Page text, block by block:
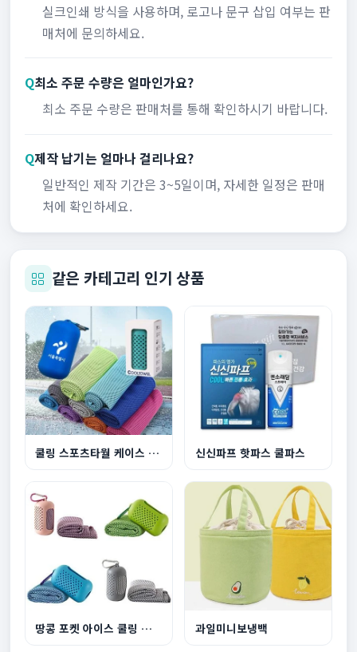
실크인쇄 방식을 사용하며, 로고나 문구 삽입 여부는 판
매처에 문의하세요.
Q최소 주문 수량은 얼마인가요?
최소 주문 수량은 판매처를 통해 확인하시기 바랍니다.
Q제작 납기는 얼마나 걸리나요?
일반적인 제작 기간은 3~5일이며, 자세한 일정은 판매
처에 확인하세요.
같은 카테고리 인기 상품
쿨링 스포츠타월 케이스 세트 등산 헬스 땀수건 신신파프 핫파스 쿨파스
땅콩 포켓 아이스 쿨링 스포츠타월 과일미니보냉백